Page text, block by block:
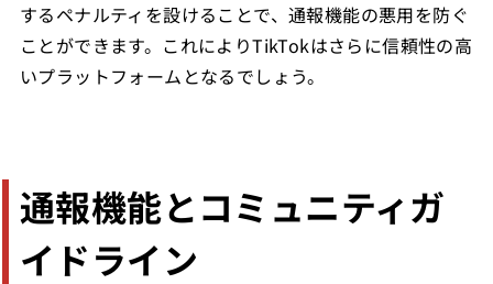
するペナルティを設けることで、通報機能の悪用を防ぐ
ことができます。これによりTikTokはさらに信頼性の高
いプラットフォームとなるでしょう。
通報機能とコミュニティガ
イドライン